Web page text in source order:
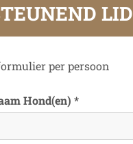
LID
per persoon
Hond(en) *